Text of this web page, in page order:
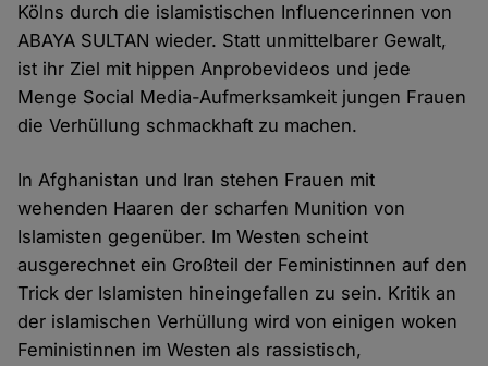
Kölns durch die islamistischen Influencerinnen von
ABAYA SULTAN wieder. Statt unmittelbarer Gewalt,
ist ihr Ziel mit hippen Anprobevideos und jede
Menge Social Media-Aufmerksamkeit jungen Frauen
die Verhüllung schmackhaft zu machen.
In Afghanistan und Iran stehen Frauen mit
wehenden Haaren der scharfen Munition von
Islamisten gegenüber. Im Westen scheint
ausgerechnet ein Großteil der Feministinnen auf den
Trick der Islamisten hineingefallen zu sein. Kritik an
der islamischen Verhüllung wird von einigen woken
Feministinnen im Westen als rassistisch,